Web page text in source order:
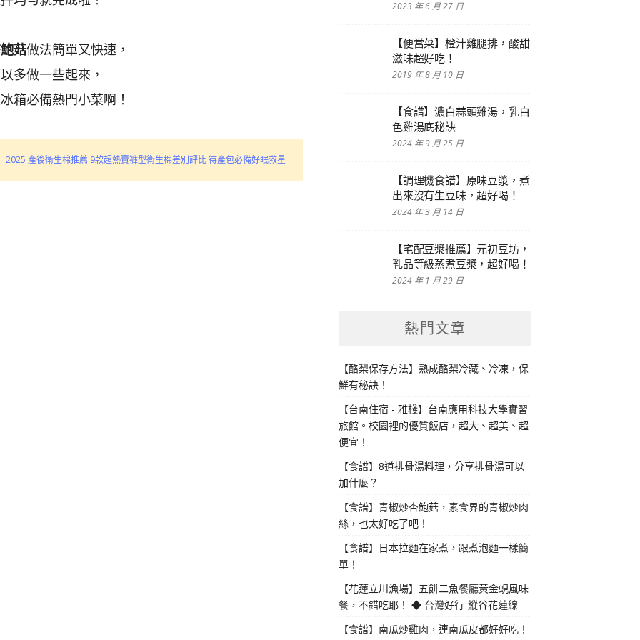
菇做法簡單又快速，
多做一些起來，
箱必備熱門小菜啊！
2025 產後衛生棉推薦 9款超熱賣褲型衛生棉差別評比 待產包必備好眠救星
2023 年 6 月 27 日
【便當菜】橙汁雞腿排，酸甜
滋味超好吃！
2019 年 8 月 10 日
【食譜】濃白蒜頭雞湯，乳白
色雞湯底秘訣
2024 年 9 月 25 日
【調理機食譜】原味豆漿，煮
出來沒有生豆味，超好喝！
2024 年 3 月 14 日
【宅配豆漿推薦】元初豆坊，
乳品等級蒸煮豆漿，超好喝！
2024 年 1 月 29 日
熱門文章
【酪梨保存方法】熟成酪梨冷藏、冷凍，保
鮮有秘訣！
【台南住宿 - 雅棧】台南應用科技大學實習
旅館。校園裡的優質飯店，超大、超美、超
便宜！
【食譜】8道排骨湯料理，分享排骨湯可以
加什麼？
【食譜】青椒炒杏鮑菇，素食界的青椒炒肉
絲，也太好吃了吧！
【食譜】日本拉麵在家煮，跟煮泡麵一樣簡
單！
【花蓮立川漁場】五餅二魚餐廳黃金蜆風味
餐，不錯吃耶！ ◆ 台灣好行-縱谷花蓮線
【食譜】南瓜炒雞肉，連南瓜皮都好好吃！